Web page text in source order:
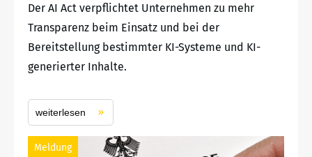
Der AI Act verpflichtet Unternehmen zu mehr
Transparenz beim Einsatz und bei der
Bereitstellung bestimmter KI-Systeme und KI-
generierter Inhalte.
weiterlesen
Meldung